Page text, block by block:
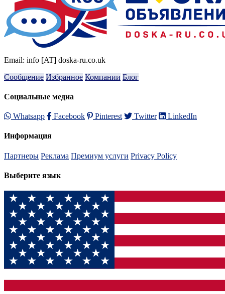
Email: info [AT] doska-ru.co.uk
Сообщение Избранное Компании Блог
Социальные медиа
Whatsapp Facebook Pinterest Twitter LinkedIn
Информация
Партнеры Реклама Премиум услуги Privacy Policy
Выберите язык